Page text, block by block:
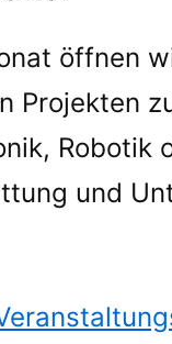
öffnen
Projekten
Robotik
und